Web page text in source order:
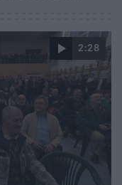
szlovén cég
sem.
2:28